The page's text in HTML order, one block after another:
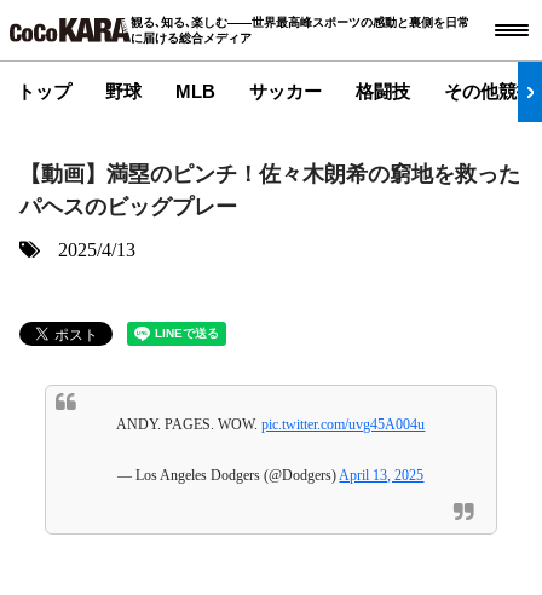
観る､知る､楽しむ――世界最高峰スポーツの感動と裏側を日常
に届ける総合メディア
トップ 野球 MLB サッカー 格闘技 その他競技
【動画】満塁のピンチ！佐々木朗希の窮地を救った
パヘスのビッグプレー
2025/4/13
ANDY. PAGES. WOW.pic.twitter.com/uvg45A004u
— Los Angeles Dodgers (@Dodgers)April 13, 2025